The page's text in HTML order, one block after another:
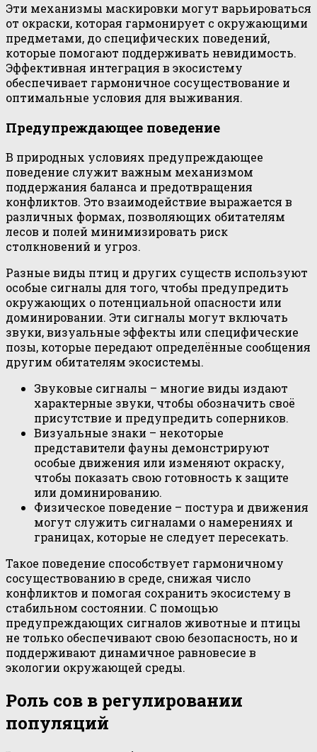
Эти механизмы маскировки могут варьироваться
от окраски, которая гармонирует с окружающими
предметами, до специфических поведений,
которые помогают поддерживать невидимость.
Эффективная интеграция в экосистему
обеспечивает гармоничное сосуществование и
оптимальные условия для выживания.
Предупреждающее поведение
В природных условиях предупреждающее
поведение служит важным механизмом
поддержания баланса и предотвращения
конфликтов. Это взаимодействие выражается в
различных формах, позволяющих обитателям
лесов и полей минимизировать риск
столкновений и угроз.
Разные виды птиц и других существ используют
особые сигналы для того, чтобы предупредить
окружающих о потенциальной опасности или
доминировании. Эти сигналы могут включать
звуки, визуальные эффекты или специфические
позы, которые передают определённые сообщения
другим обитателям экосистемы.
Звуковые сигналы – многие виды издают
характерные звуки, чтобы обозначить своё
присутствие и предупредить соперников.
Визуальные знаки – некоторые
представители фауны демонстрируют
особые движения или изменяют окраску,
чтобы показать свою готовность к защите
или доминированию.
Физическое поведение – постура и движения
могут служить сигналами о намерениях и
границах, которые не следует пересекать.
Такое поведение способствует гармоничному
сосуществованию в среде, снижая число
конфликтов и помогая сохранить экосистему в
стабильном состоянии. С помощью
предупреждающих сигналов животные и птицы
не только обеспечивают свою безопасность, но и
поддерживают динамичное равновесие в
экологии окружающей среды.
Роль сов в регулировании
популяций